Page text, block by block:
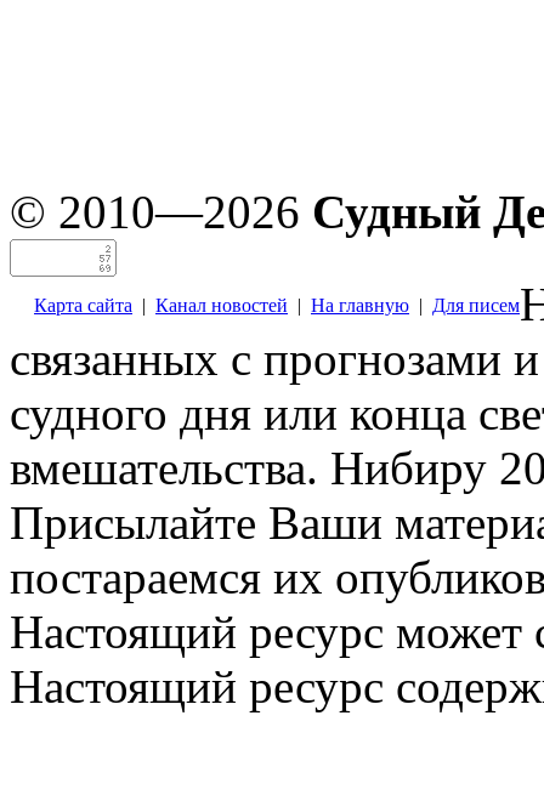
© 2010—2026 Судный
Карта сайта | Канал новостей | На главную | Для писем
связанных с прогнозами
судного дня или конца
вмешательства. Нибиру
Присылайте Ваши
постараемся их
Настоящий ресурс может
Настоящий ресурс